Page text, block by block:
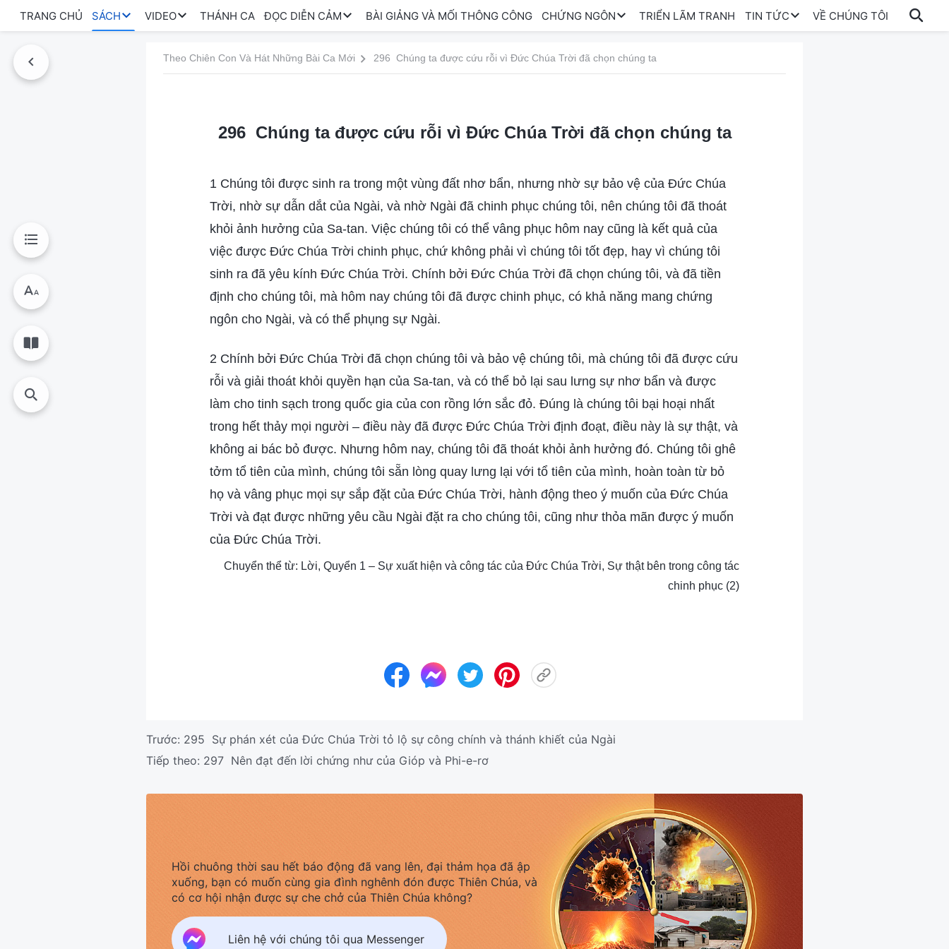
TRANG CHỦ SÁCH VIDEO THÁNH CA ĐỌC DIỄN CẢM BÀI GIẢNG VÀ MỐI THÔNG CÔNG CHỨNG NGÔN TRIỂN LÃM TRANH TIN TỨC VỀ CHÚNG TÔI
Theo Chiên Con Và Hát Những Bài Ca Mới 296 Chúng ta được cứu rỗi vì Đức Chúa Trời đã chọn chúng ta
296 Chúng ta được cứu rỗi vì Đức Chúa Trời đã chọn chúng ta
1 Chúng tôi được sinh ra trong một vùng đất nhơ bẩn, nhưng nhờ sự bảo vệ của Đức Chúa
Trời, nhờ sự dẫn dắt của Ngài, và nhờ Ngài đã chinh phục chúng tôi, nên chúng tôi đã thoát
khỏi ảnh hưởng của Sa-tan. Việc chúng tôi có thể vâng phục hôm nay cũng là kết quả của
việc được Đức Chúa Trời chinh phục, chứ không phải vì chúng tôi tốt đẹp, hay vì chúng tôi
sinh ra đã yêu kính Đức Chúa Trời. Chính bởi Đức Chúa Trời đã chọn chúng tôi, và đã tiền
định cho chúng tôi, mà hôm nay chúng tôi đã được chinh phục, có khả năng mang chứng
ngôn cho Ngài, và có thể phụng sự Ngài.
2 Chính bởi Đức Chúa Trời đã chọn chúng tôi và bảo vệ chúng tôi, mà chúng tôi đã được cứu
rỗi và giải thoát khỏi quyền hạn của Sa-tan, và có thể bỏ lại sau lưng sự nhơ bẩn và được
làm cho tinh sạch trong quốc gia của con rồng lớn sắc đỏ. Đúng là chúng tôi bại hoại nhất
trong hết thảy mọi người – điều này đã được Đức Chúa Trời định đoạt, điều này là sự thật, và
không ai bác bỏ được. Nhưng hôm nay, chúng tôi đã thoát khỏi ảnh hưởng đó. Chúng tôi ghê
tởm tổ tiên của mình, chúng tôi sẵn lòng quay lưng lại với tổ tiên của mình, hoàn toàn từ bỏ
họ và vâng phục mọi sự sắp đặt của Đức Chúa Trời, hành động theo ý muốn của Đức Chúa
Trời và đạt được những yêu cầu Ngài đặt ra cho chúng tôi, cũng như thỏa mãn được ý muốn
của Đức Chúa Trời.
Chuyển thể từ: Lời, Quyển 1 – Sự xuất hiện và công tác của Đức Chúa Trời, Sự thật bên trong công tác
chinh phục (2)
Trước: 295 Sự phán xét của Đức Chúa Trời tỏ lộ sự công chính và thánh khiết của Ngài
Tiếp theo: 297 Nên đạt đến lời chứng như của Gióp và Phi-e-rơ
Hồi chuông thời sau hết báo động đã vang lên, đại thảm họa đã ập
xuống, bạn có muốn cùng gia đình nghênh đón được Thiên Chúa, và
có cơ hội nhận được sự che chở của Thiên Chúa không?
Liên hệ với chúng tôi qua Messenger